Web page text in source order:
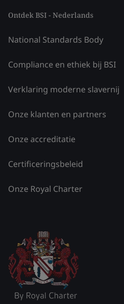
Ontdek BSI - Nederlands
National Standards Body
Compliance en ethiek bij BSI
Verklaring moderne slavernij
Onze klanten en partners
Onze accreditatie
Certificeringsbeleid
Onze Royal Charter